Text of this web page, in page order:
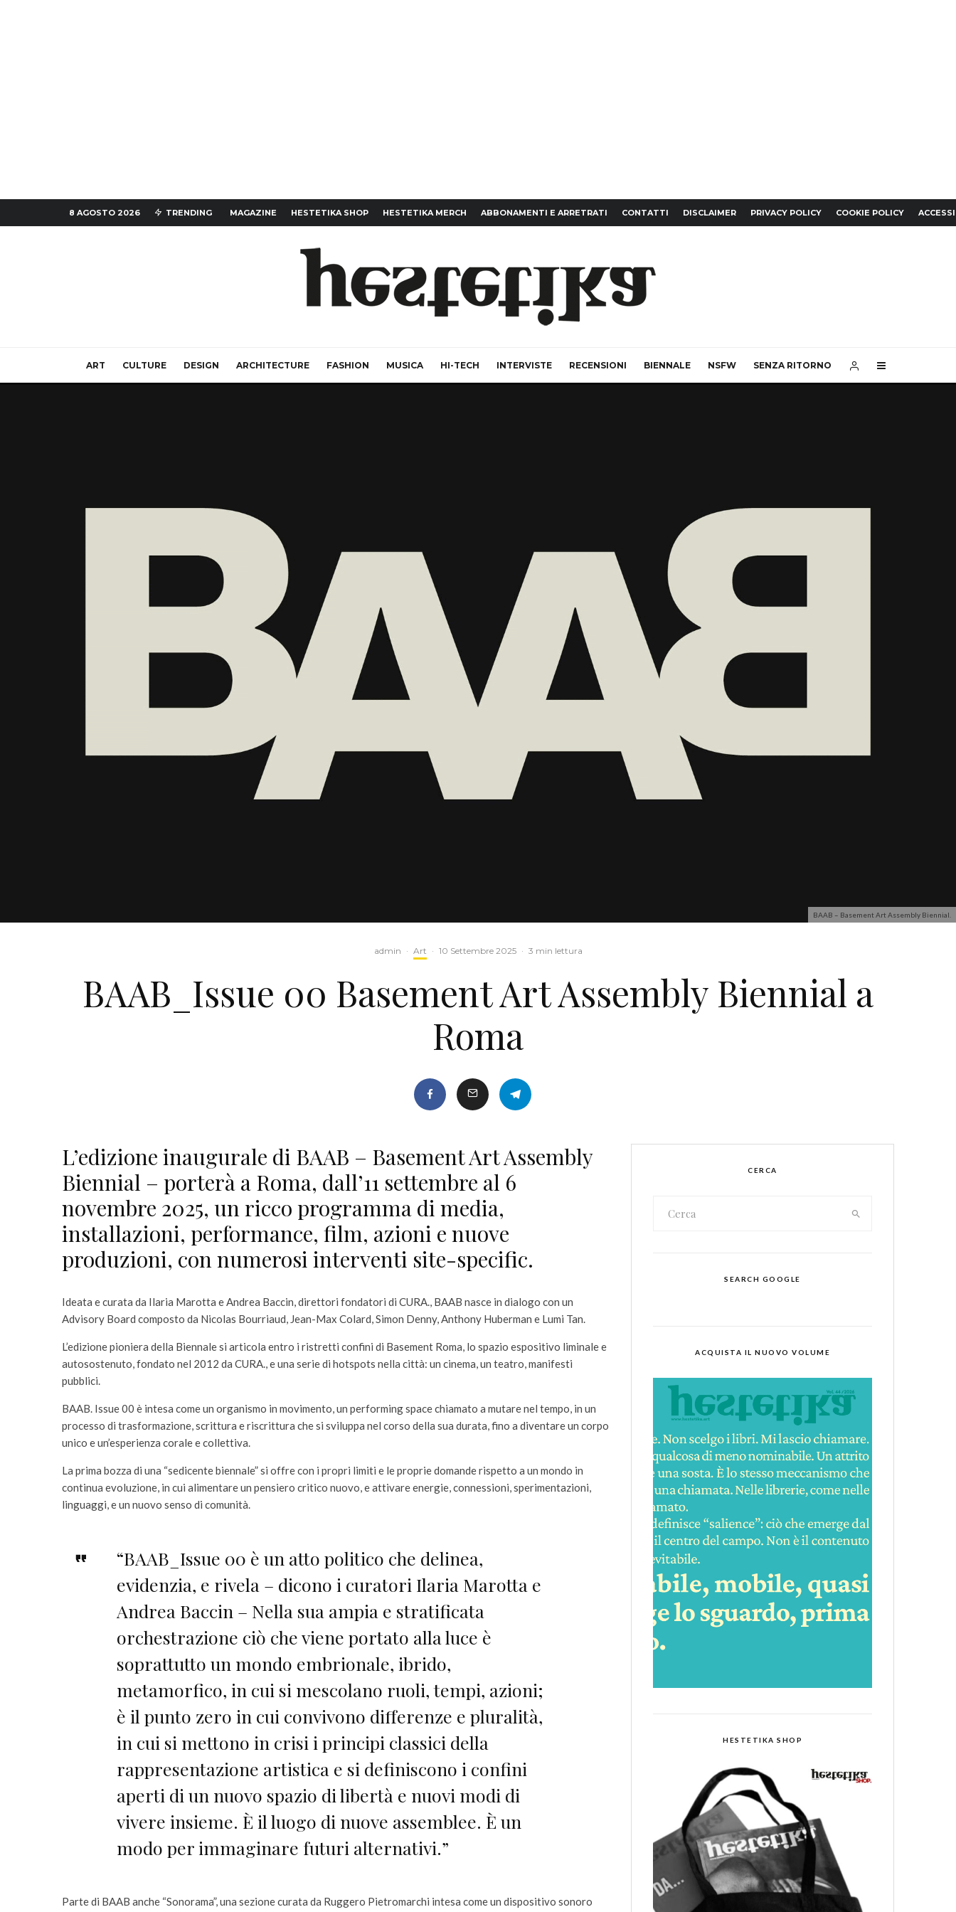
8 AGOSTO 2026 TRENDING MAGAZINE HESTETIKA SHOP HESTETIKA MERCH ABBONAMENTI E ARRETRATI CONTATTI DISCLAIMER PRIVACY POLICY COOKIE POLICY
ART CULTURE DESIGN ARCHITECTURE FASHION MUSICA HI-TECH INTERVISTE RECENSIONI BIENNALE NSFW SENZA RITORNO
BAAB – Basement Art Assembly Biennial.
admin · Art · 10 Settembre 2025 · 3 min lettura
BAAB_Issue 00 Basement Art Assembly Biennial a
Roma
L’edizione inaugurale di BAAB – Basement Art Assembly
Biennial – porterà a Roma, dall’11 settembre al 6
novembre 2025, un ricco programma di media,
installazioni, performance, film, azioni e nuove
produzioni, con numerosi interventi site-specific.
Ideata e curata da Ilaria Marotta e Andrea Baccin, direttori fondatori di CURA., BAAB nasce in dialogo con un
Advisory Board composto da Nicolas Bourriaud, Jean-Max Colard, Simon Denny, Anthony Huberman e Lumi Tan.
L’edizione pioniera della Biennale si articola entro i ristretti confini di Basement Roma, lo spazio espositivo liminale e
autosostenuto, fondato nel 2012 da CURA., e una serie di hotspots nella città: un cinema, un teatro, manifesti
pubblici.
BAAB. Issue 00 è intesa come un organismo in movimento, un performing space chiamato a mutare nel tempo, in un
processo di trasformazione, scrittura e riscrittura che si sviluppa nel corso della sua durata, fino a diventare un corpo
unico e un’esperienza corale e collettiva.
La prima bozza di una “sedicente biennale” si offre con i propri limiti e le proprie domande rispetto a un mondo in
continua evoluzione, in cui alimentare un pensiero critico nuovo, e attivare energie, connessioni, sperimentazioni,
linguaggi, e un nuovo senso di comunità.
“BAAB_Issue 00 è un atto politico che delinea,
evidenzia, e rivela – dicono i curatori Ilaria Marotta e
Andrea Baccin – Nella sua ampia e stratificata
orchestrazione ciò che viene portato alla luce è
soprattutto un mondo embrionale, ibrido,
metamorfico, in cui si mescolano ruoli, tempi, azioni;
è il punto zero in cui convivono differenze e pluralità,
in cui si mettono in crisi i principi classici della
rappresentazione artistica e si definiscono i confini
aperti di un nuovo spazio di libertà e nuovi modi di
vivere insieme. È il luogo di nuove assemblee. È un
modo per immaginare futuri alternativi.”
Parte di BAAB anche “Sonorama”, una sezione curata da Ruggero Pietromarchi intesa come un dispositivo sonoro
CERCA
SEARCH GOOGLE
ACQUISTA IL NUOVO VOLUME
HESTETIKA SHOP